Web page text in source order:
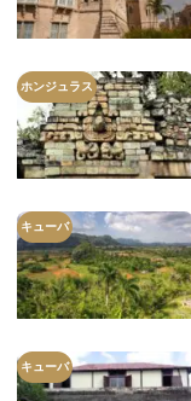
ホンジュラス
キューバ
キューバ